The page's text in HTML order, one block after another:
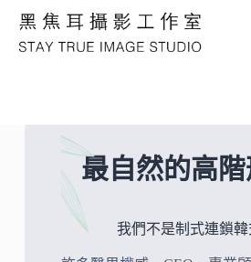
最自然的高
我們不是制式連鎖韓